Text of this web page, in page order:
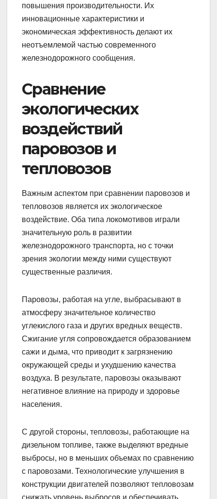
повышения производительности. Их
инновационные характеристики и
экономическая эффективность делают их
неотъемлемой частью современного
железнодорожного сообщения.
Сравнение
экологических
воздействий
паровозов и
тепловозов
Важным аспектом при сравнении паровозов и
тепловозов является их экологическое
воздействие. Оба типа локомотивов играли
значительную роль в развитии
железнодорожного транспорта, но с точки
зрения экологии между ними существуют
существенные различия.
Паровозы, работая на угле, выбрасывают в
атмосферу значительное количество
углекислого газа и других вредных веществ.
Сжигание угля сопровождается образованием
сажи и дыма, что приводит к загрязнению
окружающей среды и ухудшению качества
воздуха. В результате, паровозы оказывают
негативное влияние на природу и здоровье
населения.
С другой стороны, тепловозы, работающие на
дизельном топливе, также выделяют вредные
выбросы, но в меньших объемах по сравнению
с паровозами. Технологические улучшения в
конструкции двигателей позволяют тепловозам